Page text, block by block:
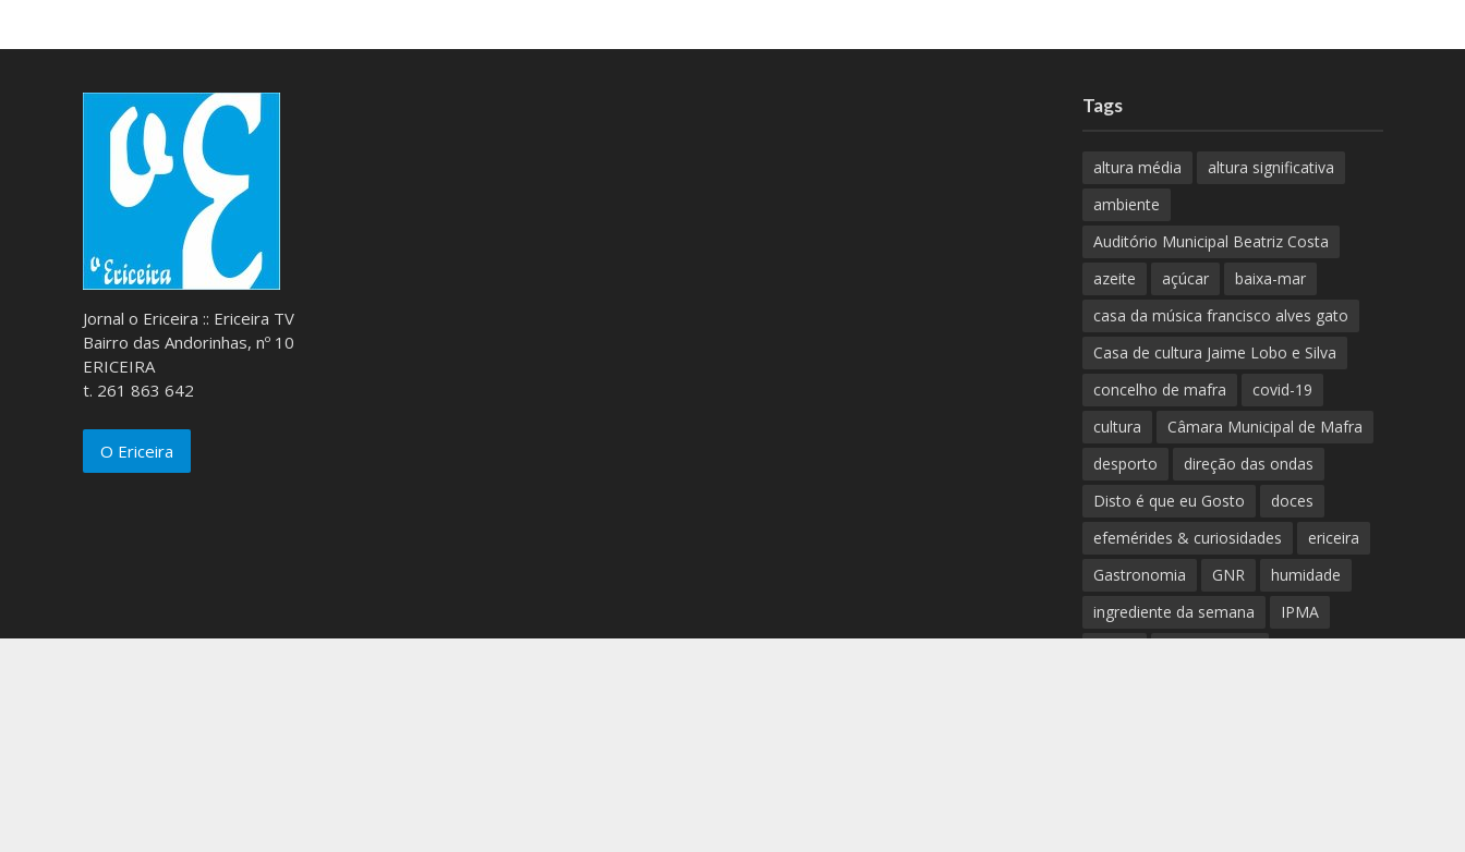
Jornal o Ericeira :: Ericeira TV
Bairro das Andorinhas, nº 10
ERICEIRA
t. 261 863 642
O Ericeira
Tags
altura média
altura significativa
ambiente
Auditório Municipal Beatriz Costa
azeite
açúcar
baixa-mar
casa da música francisco alves gato
Casa de cultura Jaime Lobo e Silva
concelho de mafra
covid-19
cultura
Câmara Municipal de Mafra
desporto
direção das ondas
Disto é que eu Gosto
doces
efemérides & curiosidades
ericeira
Gastronomia
GNR
humidade
ingrediente da semana
IPMA